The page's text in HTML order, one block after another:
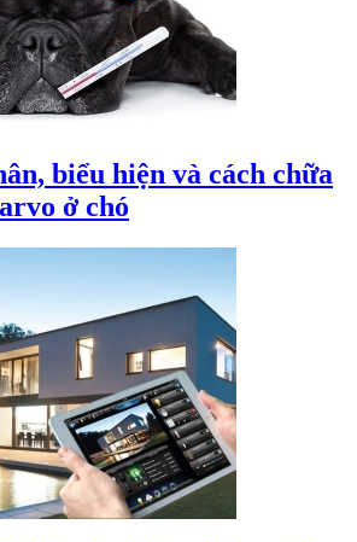
biểu hiện và cách chữa
ở chó